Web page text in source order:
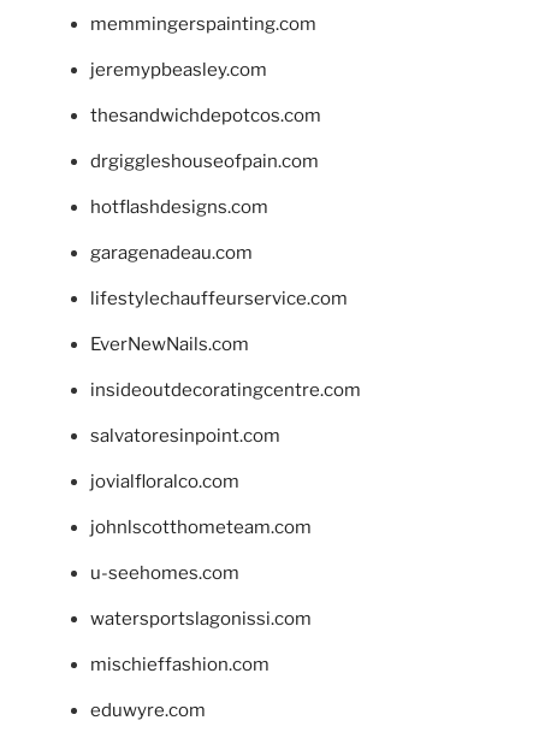
memmingerspainting.com
jeremypbeasley.com
thesandwichdepotcos.com
drgiggleshouseofpain.com
hotflashdesigns.com
garagenadeau.com
lifestylechauffeurservice.com
EverNewNails.com
insideoutdecoratingcentre.com
salvatoresinpoint.com
jovialfloralco.com
johnlscotthometeam.com
u-seehomes.com
watersportslagonissi.com
mischieffashion.com
eduwyre.com